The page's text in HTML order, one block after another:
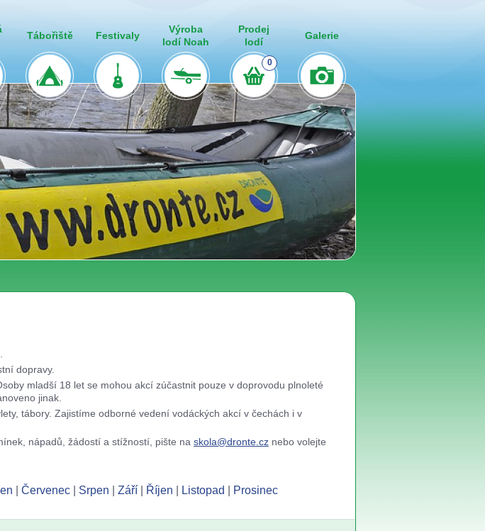
Tábořiště Festivaly
Výroba
lodí Noah
Prodej
lodí
0
Galerie
dopravy.
mladší 18 let se mohou akcí zúčastnit pouze v doprovodu plnoleté
jinak.
tábory. Zajistíme odborné vedení vodáckých akcí v čechách i v
nápadů, žádostí a stížností, pište na skola@dronte.cz nebo volejte
Červenec| Srpen Září| Říjen Listopad Prosinec